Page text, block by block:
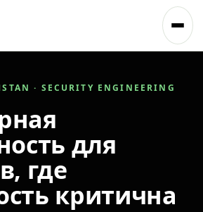
· SECURITY ENGINEERING
для
где
критична